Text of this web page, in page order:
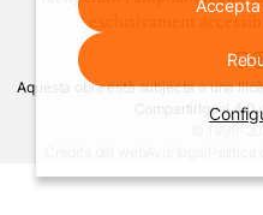
exclusivament
Aquesta obra està subjecta a una
CompartirIgual 4.0